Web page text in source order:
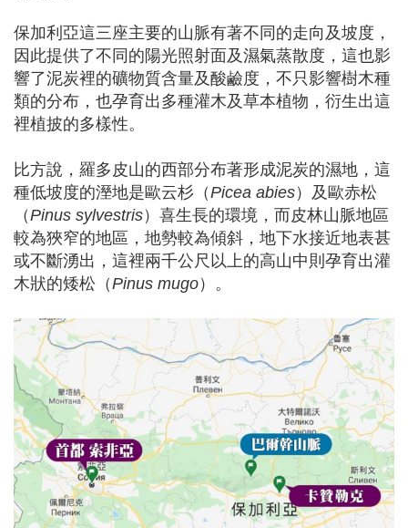
保加利亞這三座主要的山脈有著不同的走向及坡度，
因此提供了不同的陽光照射面及濕氣蒸散度，這也影
響了泥炭裡的礦物質含量及酸鹼度，不只影響樹木種
類的分布，也孕育出多種灌木及草本植物，衍生出這
裡植披的多樣性。
比方說，羅多皮山的西部分布著形成泥炭的濕地，這
種低坡度的溼地是歐云杉（Picea abies）及歐赤松
（Pinus sylvestris）喜生長的環境，而皮林山脈地區
較為狹窄的地區，地勢較為傾斜，地下水接近地表甚
或不斷湧出，這裡兩千公尺以上的高山中則孕育出灌
木狀的矮松（Pinus mugo）。